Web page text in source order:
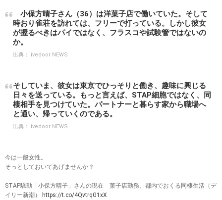
小保方晴子さん（36）は洋菓子店で働いていた。そして
時おり雀荘を訪れては、フリーで打っている。しかし彼女
が握るべきはパイではなく、フラスコや試験管ではないの
か。
出典： livedoor NEWS
そしていま、彼女は東京でひっそりと働き、趣味に興じる
日々を送っている。もっと言えば、STAP細胞ではなく、同
棲相手を見つけていた。パートナーと暮らす家から職場へ
と通い、帰っていくのである。
出典： livedoor NEWS
今は一般女性。
そっとしておいてあげませんか？
STAP騒動「小保方晴子」さんの現在 菓子店勤務、都内でおくる同棲生活（デ
イリー新潮）
https://t.co/4QvtrqG1xX